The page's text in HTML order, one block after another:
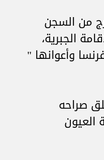
أخرج من السجن
الجبرية،
وأعوانها "
أطلق صراحه
العيون